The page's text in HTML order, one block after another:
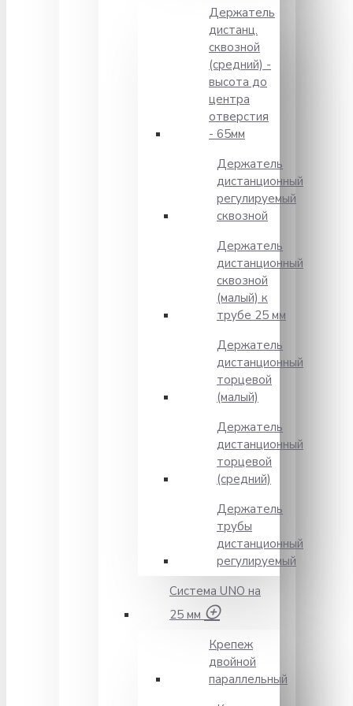
Держатель
дистанц.
сквозной
(средний) -
высота до
центра
отверстия
- 65мм
Держатель
дистанционный
регулируемый
сквозной
Держатель
дистанционный
сквозной
(малый) к
трубе 25 мм
Держатель
дистанционный
торцевой
(малый)
Держатель
дистанционный
торцевой
(средний)
Держатель
трубы
дистанционный
регулируемый
Система UNO на
25 мм
Крепеж
двойной
параллельный